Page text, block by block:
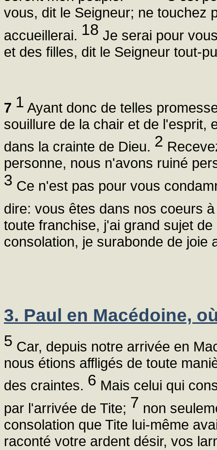
vous, dit le Seigneur; ne touchez
accueillerai. 18 Je serai pour
et des filles, dit le Seigneur tout-
7 1 Ayant donc de telles
souillure de la chair et de l'esprit,
dans la crainte de Dieu. 2
personne, nous n'avons ruiné
3 Ce n'est pas pour vous
dire: vous êtes dans nos coeurs
toute franchise, j'ai grand sujet
consolation, je surabonde de joie
3. Paul en Macédoine,
5 Car, depuis notre arrivée en
nous étions affligés de toute
des craintes. 6 Mais celui qui
par l'arrivée de Tite; 7 non
consolation que Tite lui-même
raconté votre ardent désir, vos